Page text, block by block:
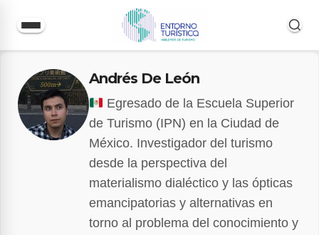
contenido
Andrés De León
Egresado de la Escuela Superior
de Turismo (IPN) en la Ciudad de
México. Investigador del turismo
desde la perspectiva del
materialismo dialéctico y las ópticas
emancipatorias y alternativas en
torno al problema del conocimiento y